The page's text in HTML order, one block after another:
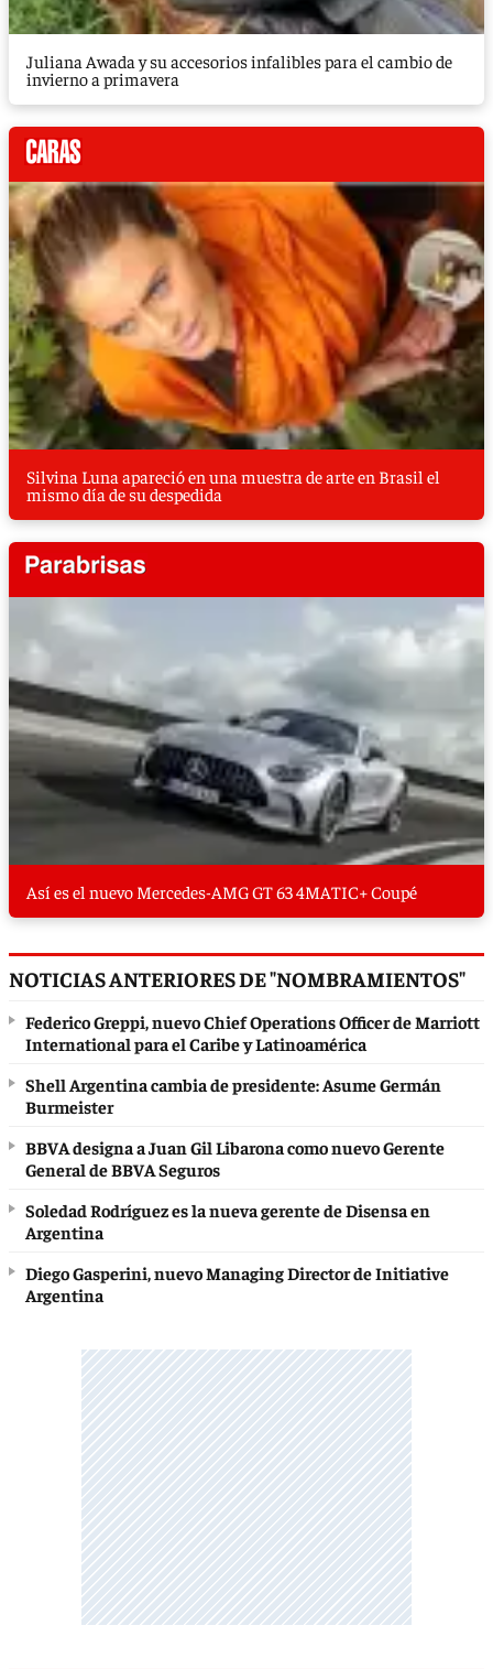
Juliana Awada y su accesorios infalibles para el cambio de
invierno a primavera
Silvina Luna apareció en una muestra de arte en Brasil el
mismo día de su despedida
Así es el nuevo Mercedes-AMG GT 63 4MATIC+ Coupé
NOTICIAS ANTERIORES DE "NOMBRAMIENTOS"
Federico Greppi, nuevo Chief Operations Officer de Marriott
International para el Caribe y Latinoamérica
Shell Argentina cambia de presidente: Asume Germán
Burmeister
BBVA designa a Juan Gil Libarona como nuevo Gerente
General de BBVA Seguros
Soledad Rodríguez es la nueva gerente de Disensa en
Argentina
Diego Gasperini, nuevo Managing Director de Initiative
Argentina